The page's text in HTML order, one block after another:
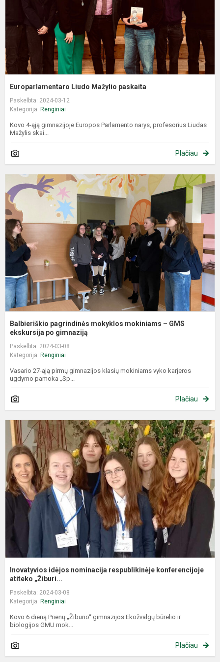
Europarlamentaro Liudo Mažylio paskaita
Paskelbta: 2024-03-12
Kategorija: Renginiai
Kovo 4-ąją gimnazijoje Europos Parlamento narys, profesorius Liudas
Mažylis skai...
Plačiau
Balbieriškio pagrindinės mokyklos mokiniams – GMS
ekskursija po gimnaziją
Paskelbta: 2024-03-08
Kategorija: Renginiai
Vasario 27-ąją pirmų gimnazijos klasių mokiniams vyko karjeros
ugdymo pamoka „Sp...
Plačiau
Inovatyvios idėjos nominacija respublikinėje konferencijoje
atiteko „Žiburi...
Paskelbta: 2024-03-08
Kategorija: Renginiai
Kovo 6 dieną Prienų „Žiburio“ gimnazijos Ekožvalgų būrelio ir
biologijos GMU mok...
Plačiau